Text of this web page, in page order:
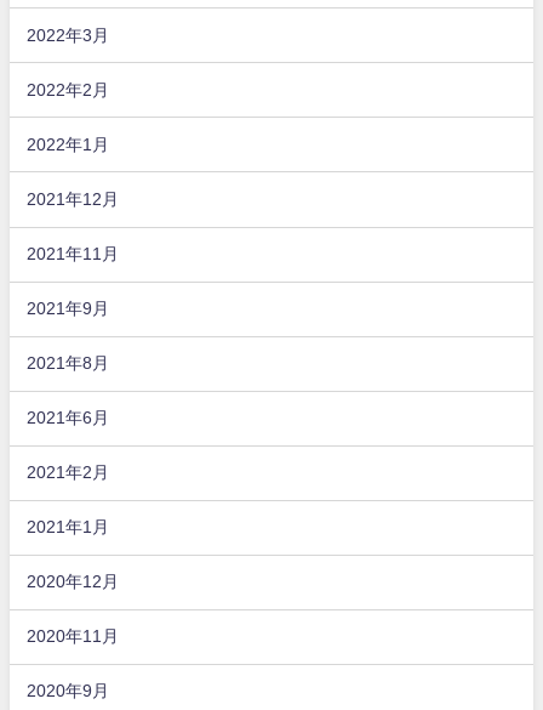
2022年3月
2022年2月
2022年1月
2021年12月
2021年11月
2021年9月
2021年8月
2021年6月
2021年2月
2021年1月
2020年12月
2020年11月
2020年9月